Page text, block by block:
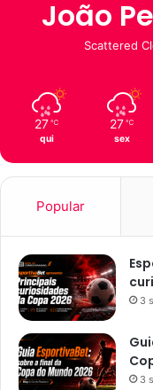
João
Scattered
27 ℃
qui
27 ℃
sex
Popular
3
3